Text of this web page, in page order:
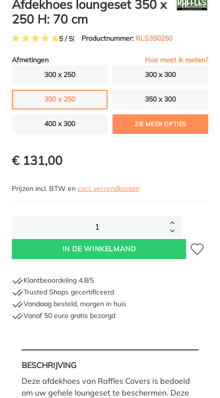
Afdekhoes loungeset 350 x
250 H: 70 cm
5 / 5 Productnummer: RLS350250
Afmetingen
Hoe moet ik meten?
300 x 250
300 x 300
350 x 250 350 x 300
400 x 300 ZIE MEER OPTIES
€ 131,00
Prijzen incl. BTW en excl. verzendkosten
1
IN DE WINKELMAND
Klantbeoordeling 4.8/5
Trusted Shops gecertificeerd
Vandaag besteld, morgen in huis
Vanaf 50 euro gratis bezorgd
BESCHRIJVING
Deze afdekhoes van Raffles Covers is bedoeld
om uw gehele loungeset te beschermen. Deze